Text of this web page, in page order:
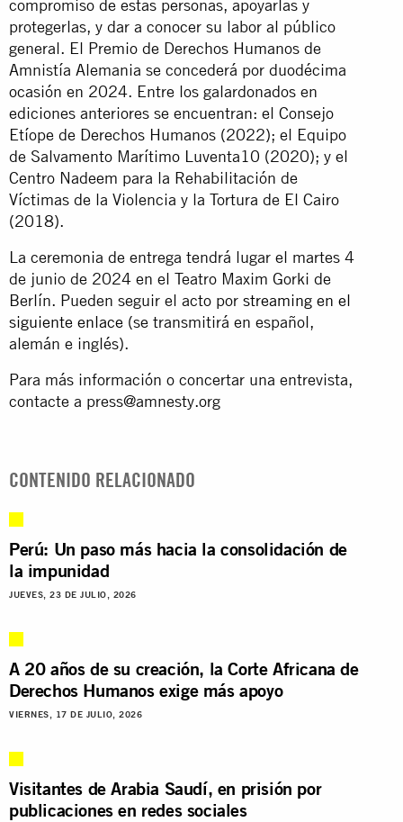
compromiso de estas personas, apoyarlas y
protegerlas, y dar a conocer su labor al público
general. El Premio de Derechos Humanos de
Amnistía Alemania se concederá por duodécima
ocasión en 2024. Entre los galardonados en
ediciones anteriores se encuentran: el Consejo
Etíope de Derechos Humanos (2022); el Equipo
de Salvamento Marítimo Luventa10 (2020); y el
Centro Nadeem para la Rehabilitación de
Víctimas de la Violencia y la Tortura de El Cairo
(2018).
La ceremonia de entrega tendrá lugar el martes 4
de junio de 2024 en el Teatro Maxim Gorki de
Berlín. Pueden seguir el acto por streaming en el
siguiente enlace (se transmitirá en español,
alemán e inglés).
Para más información o concertar una entrevista,
contacte a press@amnesty.org
CONTENIDO RELACIONADO
Perú: Un paso más hacia la consolidación de
la impunidad
JUEVES, 23 DE JULIO, 2026
A 20 años de su creación, la Corte Africana de
Derechos Humanos exige más apoyo
VIERNES, 17 DE JULIO, 2026
Visitantes de Arabia Saudí, en prisión por
publicaciones en redes sociales